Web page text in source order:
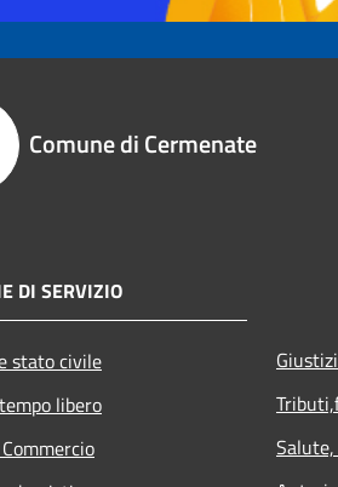
Comune di Cermenate
DI SERVIZIO
stato civile
libero